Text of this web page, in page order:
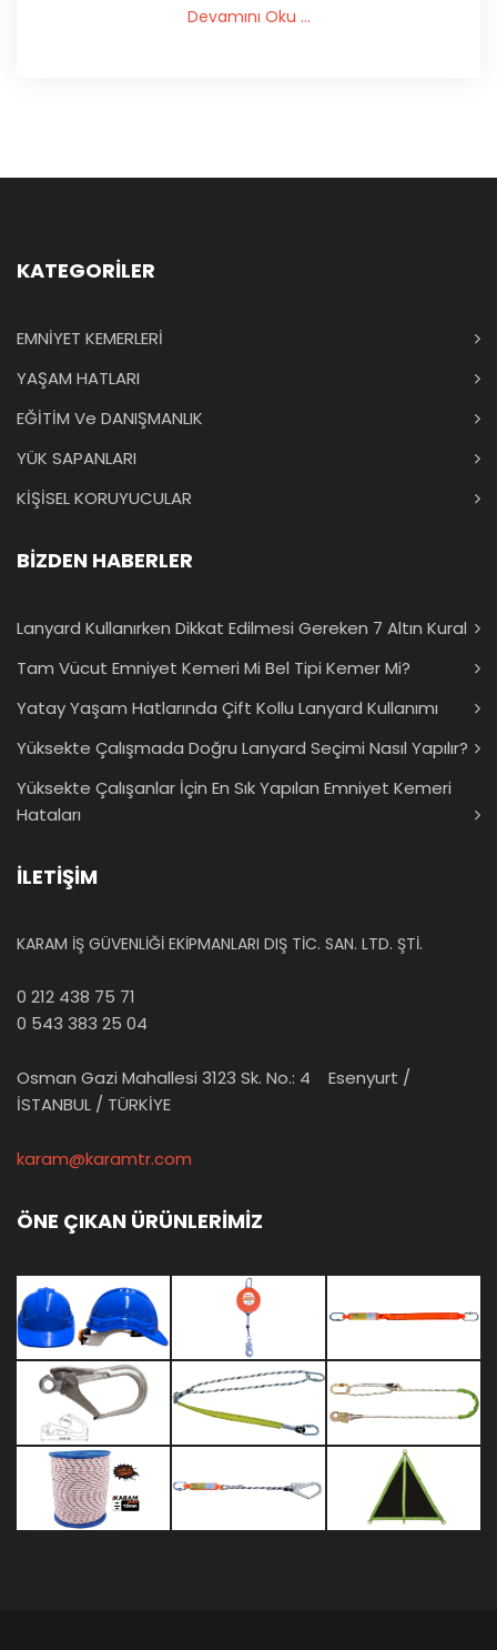
Devamını Oku ...
KATEGORİLER
EMNİYET KEMERLERİ
YAŞAM HATLARI
EĞİTİM Ve DANIŞMANLIK
YÜK SAPANLARI
KİŞİSEL KORUYUCULAR
BİZDEN HABERLER
Lanyard Kullanırken Dikkat Edilmesi Gereken 7 Altın Kural
Tam Vücut Emniyet Kemeri Mi Bel Tipi Kemer Mi?
Yatay Yaşam Hatlarında Çift Kollu Lanyard Kullanımı
Yüksekte Çalışmada Doğru Lanyard Seçimi Nasıl Yapılır?
Yüksekte Çalışanlar İçin En Sık Yapılan Emniyet Kemeri
Hataları
İLETİŞİM
KARAM İŞ GÜVENLİĞİ EKİPMANLARI DIŞ TİC. SAN. LTD. ŞTİ.
0 212 438 75 71
0 543 383 25 04
Osman Gazi Mahallesi 3123 Sk. No.: 4 Esenyurt /
İSTANBUL / TÜRKİYE
karam@karamtr.com
ÖNE ÇIKAN ÜRÜNLERİMİZ